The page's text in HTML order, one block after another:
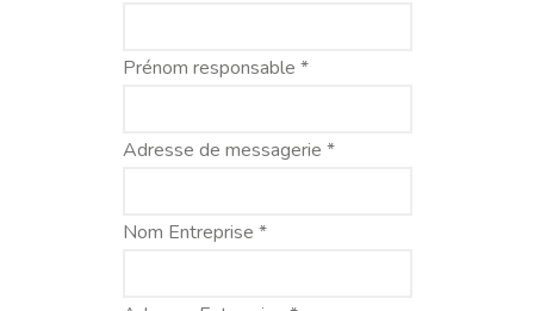
Prénom responsable *
Adresse de messagerie *
Nom Entreprise *